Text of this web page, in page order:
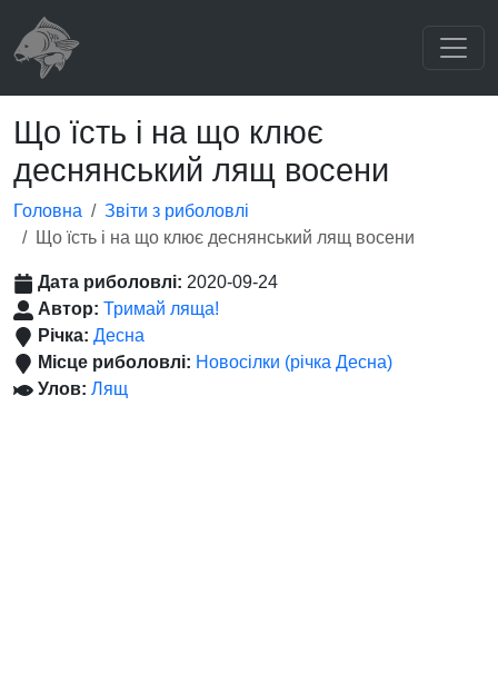
Що їсть і на що клює
деснянський лящ восени
Головна
Звіти з риболовлі
Що їсть і на що клює деснянський лящ восени
Дата риболовлі: 2020-09-24
Автор: Тримай ляща!
Річка: Десна
Місце риболовлі: Новосілки (річка Десна)
Улов: Лящ